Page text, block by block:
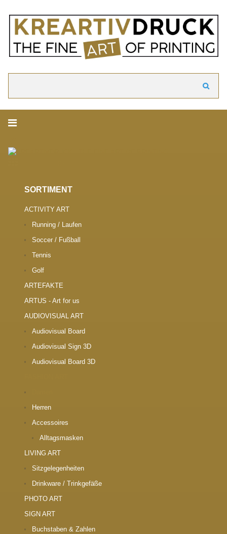
Cookie Hinweis
Um die Inhalte unserer Webseite optimal zu gestalten und fortlaufend zu
verwenden wir Cookies. Durch die weitere Nutzung der Webseite stimmen
Verwendung von Cookies zu. Weitere Informationen zu Cookies erhalten Sie
Datenschutzerklärung.
SORTIMENT
ACTIVITY ART
Running / Laufen
Soccer / Fußball
Tennis
Golf
ARTEFAKTE
ARTUS - Art for us
AUDIOVISUAL ART
Audiovisual Board
Audiovisual Sign 3D
Audiovisual Board 3D
Herren
Accessoires
Alltagsmasken
LIVING ART
Sitzgelegenheiten
Drinkware / Trinkgefäße
PHOTO ART
SIGN ART
Buchstaben & Zahlen